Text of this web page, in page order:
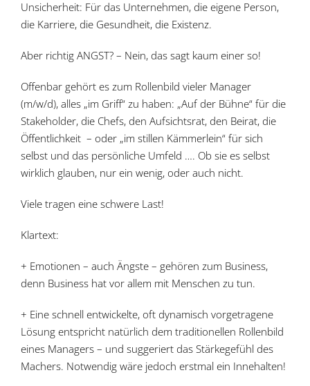
Unsicherheit: Für das Unternehmen, die eigene Person,
die Karriere, die Gesundheit, die Existenz.
Aber richtig ANGST? – Nein, das sagt kaum einer so!
Offenbar gehört es zum Rollenbild vieler Manager
(m/w/d), alles „im Griff“ zu haben: „Auf der Bühne“ für die
Stakeholder, die Chefs, den Aufsichtsrat, den Beirat, die
Öffentlichkeit – oder „im stillen Kämmerlein“ für sich
selbst und das persönliche Umfeld …. Ob sie es selbst
wirklich glauben, nur ein wenig, oder auch nicht.
Viele tragen eine schwere Last!
Klartext:
+ Emotionen – auch Ängste – gehören zum Business,
denn Business hat vor allem mit Menschen zu tun.
+ Eine schnell entwickelte, oft dynamisch vorgetragene
Lösung entspricht natürlich dem traditionellen Rollenbild
eines Managers – und suggeriert das Stärkegefühl des
Machers. Notwendig wäre jedoch erstmal ein Innehalten!